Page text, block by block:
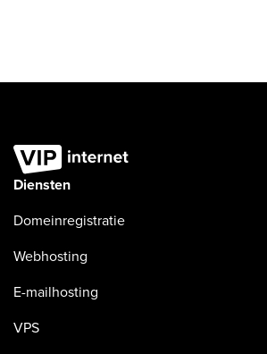
Diensten
Domeinregistratie
Webhosting
E-mailhosting
VPS